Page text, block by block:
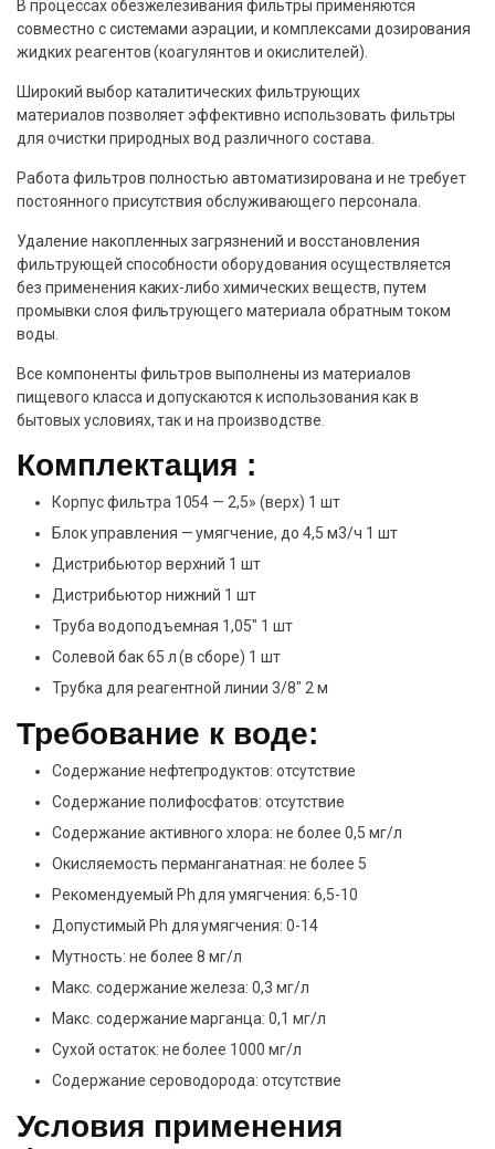
В процессах обезжелезивания фильтры применяются
совместно с системами аэрации, и комплексами дозирования
жидких реагентов (коагулянтов и окислителей).
Широкий выбор каталитических фильтрующих
материалов позволяет эффективно использовать фильтры
для очистки природных вод различного состава.
Работа фильтров полностью автоматизирована и не требует
постоянного присутствия обслуживающего персонала.
Удаление накопленных загрязнений и восстановления
фильтрующей способности оборудования осуществляется
без применения каких-либо химических веществ, путем
промывки слоя фильтрующего материала обратным током
воды.
Все компоненты фильтров выполнены из материалов
пищевого класса и допускаются к использования как в
бытовых условиях, так и на производстве.
Комплектация :
Корпус фильтра 1054 — 2,5» (верх) 1 шт
Блок управления — умягчение, до 4,5 м3/ч 1 шт
Дистрибьютор верхний 1 шт
Дистрибьютор нижний 1 шт
Труба водоподъемная 1,05″ 1 шт
Солевой бак 65 л (в сборе) 1 шт
Трубка для реагентной линии 3/8″ 2 м
Требование к воде:
Содержание нефтепродуктов: отсутствие
Содержание полифосфатов: отсутствие
Содержание активного хлора: не более 0,5 мг/л
Окисляемость перманганатная: не более 5
Рекомендуемый Ph для умягчения: 6,5-10
Допустимый Ph для умягчения: 0-14
Мутность: не более 8 мг/л
Макс. содержание железа: 0,3 мг/л
Макс. содержание марганца: 0,1 мг/л
Сухой остаток: не более 1000 мг/л
Содержание сероводорода: отсутствие
Условия применения